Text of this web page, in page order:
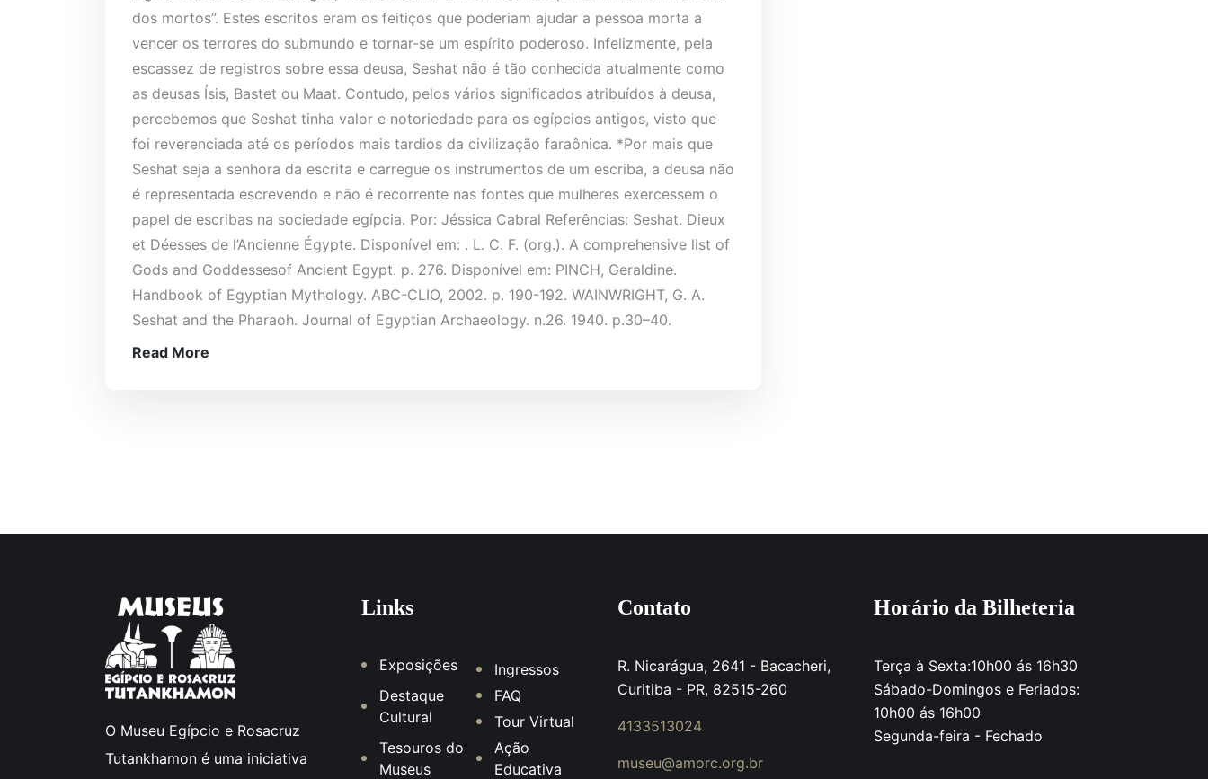
dos mortos”. Estes escritos eram os feitiços que poderiam ajudar a pessoa morta a
vencer os terrores do submundo e tornar-se um espírito poderoso. Infelizmente, pela
escassez de registros sobre essa deusa, Seshat não é tão conhecida atualmente como
as deusas Ísis, Bastet ou Maat. Contudo, pelos vários significados atribuídos à deusa,
percebemos que Seshat tinha valor e notoriedade para os egípcios antigos, visto que
foi reverenciada até os períodos mais tardios da civilização faraônica. *Por mais que
Seshat seja a senhora da escrita e carregue os instrumentos de um escriba, a deusa não
é representada escrevendo e não é recorrente nas fontes que mulheres exercessem o
papel de escribas na sociedade egípcia. Por: Jéssica Cabral Referências: Seshat. Dieux
et Déesses de l’Ancienne Égypte. Disponível em: . L. C. F. (org.). A comprehensive list of
Gods and Goddessesof Ancient Egypt. p. 276. Disponível em: PINCH, Geraldine.
Handbook of Egyptian Mythology. ABC-CLIO, 2002. p. 190-192. WAINWRIGHT, G. A.
Seshat and the Pharaoh. Journal of Egyptian Archaeology. n.26. 1940. p.30–40.
Read More
O Museu Egípcio e Rosacruz
Tutankhamon é uma iniciativa
Links
Exposições
Ingressos
Destaque
Cultural
FAQ
Tour Virtual
Tesouros do
Museus
Ação
Educativa
Contato
R. Nicarágua, 2641 - Bacacheri,
Curitiba - PR, 82515-260
4133513024
museu@amorc.org.br
Horário da Bilheteria
Terça à Sexta:10h00 ás 16h30
Sábado-Domingos e Feriados:
10h00 ás 16h00
Segunda-feira - Fechado